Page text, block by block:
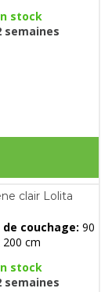
stock
semaines
clair Lolita
couchage: 90
200 cm
stock
semaines